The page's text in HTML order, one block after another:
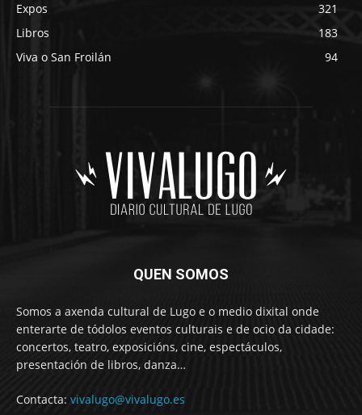
Expos
321
Libros
183
Viva o San Froilán
94
QUEN SOMOS
Somos a axenda cultural de Lugo e o medio dixital onde
enterarte de tódolos eventos culturais e de ocio da cidade:
concertos, teatro, exposicións, cine, espectáculos,
presentación de libros, danza…
Contacta: vivalugo@vivalugo.es